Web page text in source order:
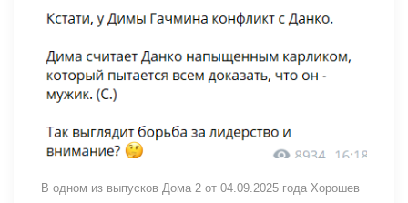
В одном из выпусков Дома 2 от 04.09.2025 года Хорошев